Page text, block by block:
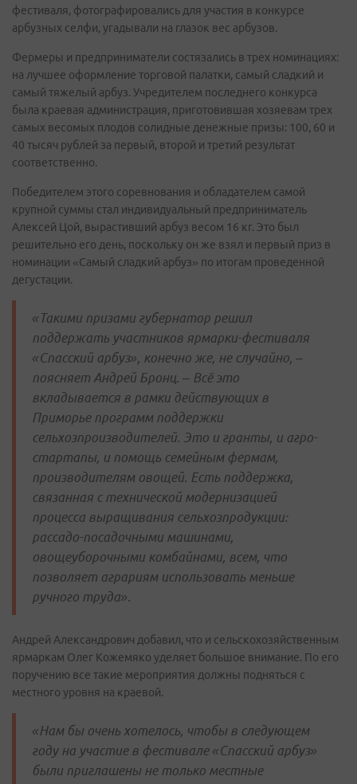
фестиваля, фотографировались для участия в конкурсе
арбузных селфи, угадывали на глазок вес арбузов.
Фермеры и предприниматели состязались в трех номинациях:
на лучшее оформление торговой палатки, самый сладкий и
самый тяжелый арбуз. Учредителем последнего конкурса
была краевая администрация, приготовившая хозяевам трех
самых весомых плодов солидные денежные призы: 100, 60 и
40 тысяч рублей за первый, второй и третий результат
соответственно.
Победителем этого соревнования и обладателем самой
крупной суммы стал индивидуальный предприниматель
Алексей Цой, вырастивший арбуз весом 16 кг. Это был
решительно его день, поскольку он же взял и первый приз в
номинации «Самый сладкий арбуз» по итогам проведенной
дегустации.
«Такими призами губернатор решил
поддержать участников ярмарки-фестиваля
«Спасский арбуз», конечно же, не случайно, –
поясняет Андрей Бронц. – Всё это
вкладывается в рамки действующих в
Приморье программ поддержки
сельхозпроизводителей. Это и гранты, и агро-
стартапы, и помощь семейным фермам,
производителям овощей. Есть поддержка,
связанная с технической модернизацией
процесса выращивания сельхозпродукции:
рассадо-посадочными машинами,
овощеуборочными комбайнами, всем, что
позволяет аграриям использовать меньше
ручного труда».
Андрей Александрович добавил, что и сельскохозяйственным
ярмаркам Олег Кожемяко уделяет большое внимание. По его
поручению все такие мероприятия должны подняться с
местного уровня на краевой.
«Нам бы очень хотелось, чтобы в следующем
году на участие в фестивале «Спасский арбуз»
были приглашены не только местные